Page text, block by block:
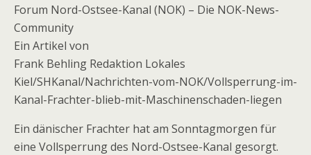
Forum Nord-Ostsee-Kanal (NOK) – Die NOK-News-
Community
Ein Artikel von
Frank Behling Redaktion Lokales
Kiel/SHKanal/Nachrichten-vom-NOK/Vollsperrung-im-
Kanal-Frachter-blieb-mit-Maschinenschaden-liegen
Ein dänischer Frachter hat am Sonntagmorgen für
eine Vollsperrung des Nord-Ostsee-Kanal gesorgt.